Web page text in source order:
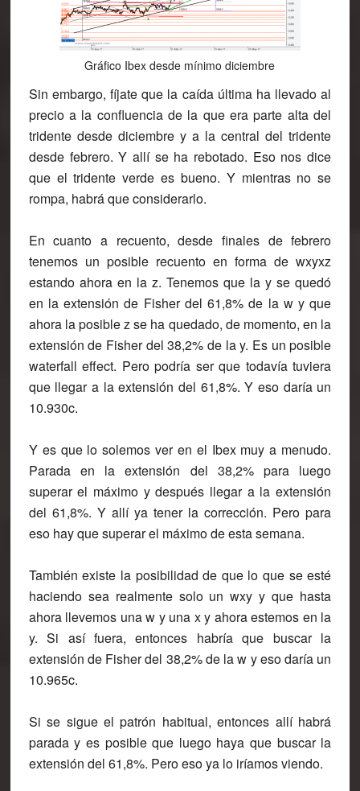
Gráfico Ibex desde mínimo diciembre
Sin embargo, fíjate que la caída última ha llevado al
precio a la confluencia de la que era parte alta del
tridente desde diciembre y a la central del tridente
desde febrero. Y allí se ha rebotado. Eso nos dice
que el tridente verde es bueno. Y mientras no se
rompa, habrá que considerarlo.
En cuanto a recuento, desde finales de febrero
tenemos un posible recuento en forma de wxyxz
estando ahora en la z. Tenemos que la y se quedó
en la extensión de Fisher del 61,8% de la w y que
ahora la posible z se ha quedado, de momento, en la
extensión de Fisher del 38,2% de la y. Es un posible
waterfall effect. Pero podría ser que todavía tuviera
que llegar a la extensión del 61,8%. Y eso daría un
10.930c.
Y es que lo solemos ver en el Ibex muy a menudo.
Parada en la extensión del 38,2% para luego
superar el máximo y después llegar a la extensión
del 61,8%. Y allí ya tener la corrección. Pero para
eso hay que superar el máximo de esta semana.
También existe la posibilidad de que lo que se esté
haciendo sea realmente solo un wxy y que hasta
ahora llevemos una w y una x y ahora estemos en la
y. Si así fuera, entonces habría que buscar la
extensión de Fisher del 38,2% de la w y eso daría un
10.965c.
Si se sigue el patrón habitual, entonces allí habrá
parada y es posible que luego haya que buscar la
extensión del 61,8%. Pero eso ya lo iríamos viendo.